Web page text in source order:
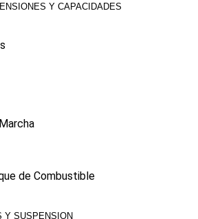
Y CAPACIDADES
de Combustible
Y SUSPENSION